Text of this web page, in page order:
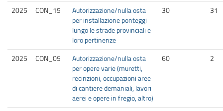
2025 CON_15
Autorizzazione/nulla osta
per installazione ponteggi
lungo le strade provinciali e
loro pertinenze
30 31
2025 CON_05
Autorizzazione/nulla osta
per opere varie (muretti,
recinzioni, occupazioni aree
di cantiere demaniali, lavori
aerei e opere in fregio, altro)
60 2